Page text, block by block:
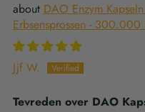
DAO Enzym
Erbsensprossen - 300.000
Jjf W.
Tevreden over DAO